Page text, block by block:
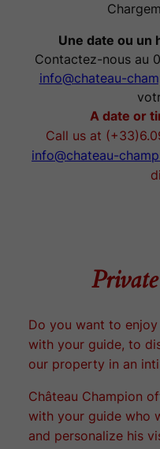
Une date ou un
Contactez-nous au
info@chateau-
A date or
Call us at
info@chateau-
Do you want to
with your guide, to
our property in an
Château Champion
with your guide who
and personalize his